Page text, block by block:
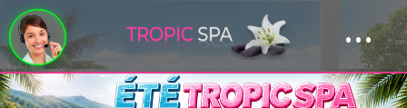
Panneau de gestion des cookies ...